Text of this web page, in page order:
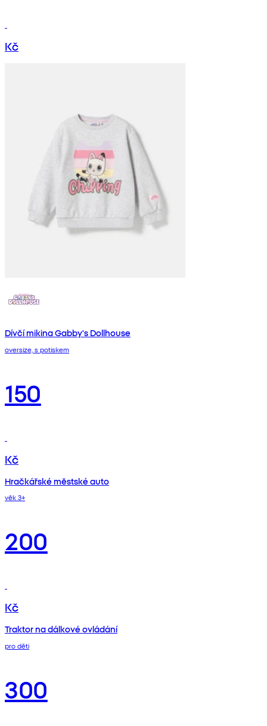
Kč
Dívčí mikina Gabby's Dollhouse
oversize, s potiskem
150
Kč
Hračkářské městské auto
věk 3+
200
Kč
Traktor na dálkové ovládání
pro děti
300